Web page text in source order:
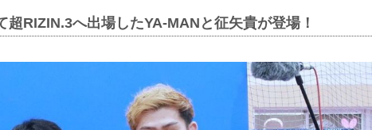
超RIZIN.3へ出場したYA-MANと征矢貴が登場！